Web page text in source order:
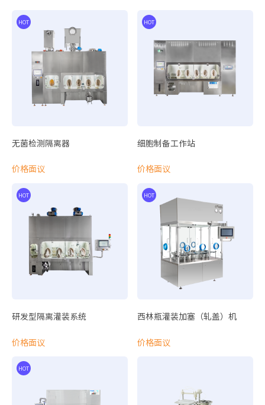
无菌检测隔离器
价格面议
细胞制备工作站
价格面议
HOT
研发型隔离灌装系统
价格面议
西林瓶灌装加塞（轧盖）机
价格面议